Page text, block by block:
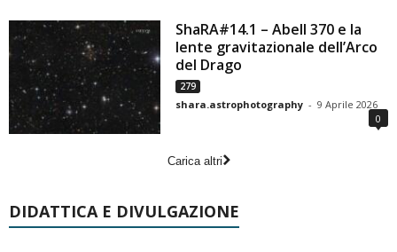
ShaRA#14.1 – Abell 370 e la
lente gravitazionale dell’Arco
del Drago
279
shara.astrophotography - 9 Aprile 2026
0
Carica altri
DIDATTICA E DIVULGAZIONE